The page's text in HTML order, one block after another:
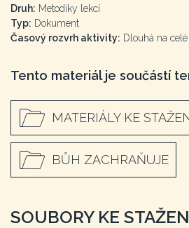
Druh: Metodiky lekcí
Typ: Dokument
Časový rozvrh aktivity: Dlouhá na
Tento materiál je součástí
MATERIÁLY KE
BŮH ZACHRAŇUJE
SOUBORY KE